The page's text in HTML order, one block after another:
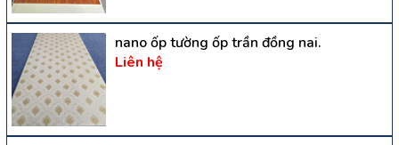
nano ốp tường ốp trần đồng nai.
Liên hệ